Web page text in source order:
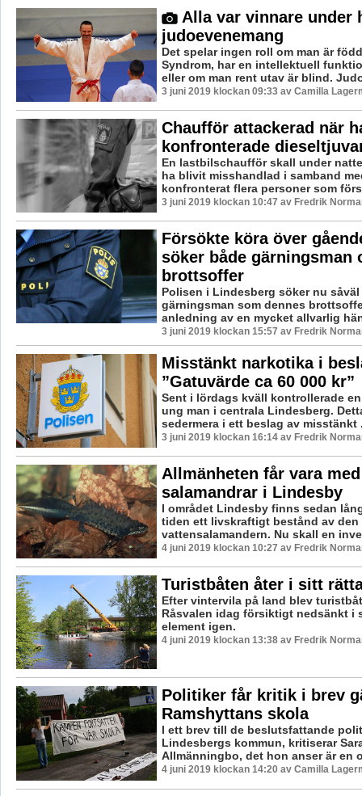
Alla var vinnare under
judoevenemang
Det spelar ingen roll om man är
Syndrom, har en intellektuell
eller om man rent utav är blind.
3 juni 2019 klockan 09:33 av Camilla
Chaufför attackerad när
konfronterade
En lastbilschaufför skall under
ha blivit misshandlad i samband
konfronterat flera personer som
3 juni 2019 klockan 10:47 av Fredrik
Försökte köra över
söker både gärningsman
brottsoffer
Polisen i Lindesberg söker nu
gärningsman som dennes
anledning av en mycket allvarlig
3 juni 2019 klockan 15:57 av Fredrik
Misstänkt narkotika i
”Gatuvärde ca 60 000 kr”
Sent i lördags kväll kontrollerade
ung man i centrala Lindesberg.
sedermera i ett beslag av misstänkt
3 juni 2019 klockan 16:14 av Fredrik
Allmänheten får vara
salamandrar i Lindesby
I området Lindesby finns sedan
tiden ett livskraftigt bestånd av
vattensalamandern. Nu skall en
4 juni 2019 klockan 10:27 av Fredrik
Turistbåten åter i sitt
Efter vintervila på land blev
Råsvalen idag försiktigt nedsänkt i
element igen.
4 juni 2019 klockan 13:38 av Fredrik
Politiker får kritik i brev
Ramshyttans skola
I ett brev till de beslutsfattande
Lindesbergs kommun, kritiserar
Allmänningbo, det hon anser är en
4 juni 2019 klockan 14:20 av Camilla